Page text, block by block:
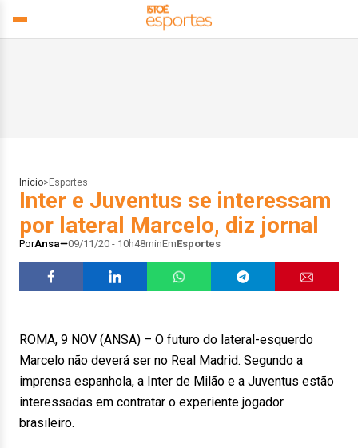
Início> Esportes
Inter e Juventus se interessam
por lateral Marcelo, diz jornal
PorAnsa 09/11/20 - 10h48minEmEsportes
ROMA, 9 NOV (ANSA) – O futuro do lateral-esquerdo
Marcelo não deverá ser no Real Madrid. Segundo a
imprensa espanhola, a Inter de Milão e a Juventus estão
interessadas em contratar o experiente jogador
brasileiro.